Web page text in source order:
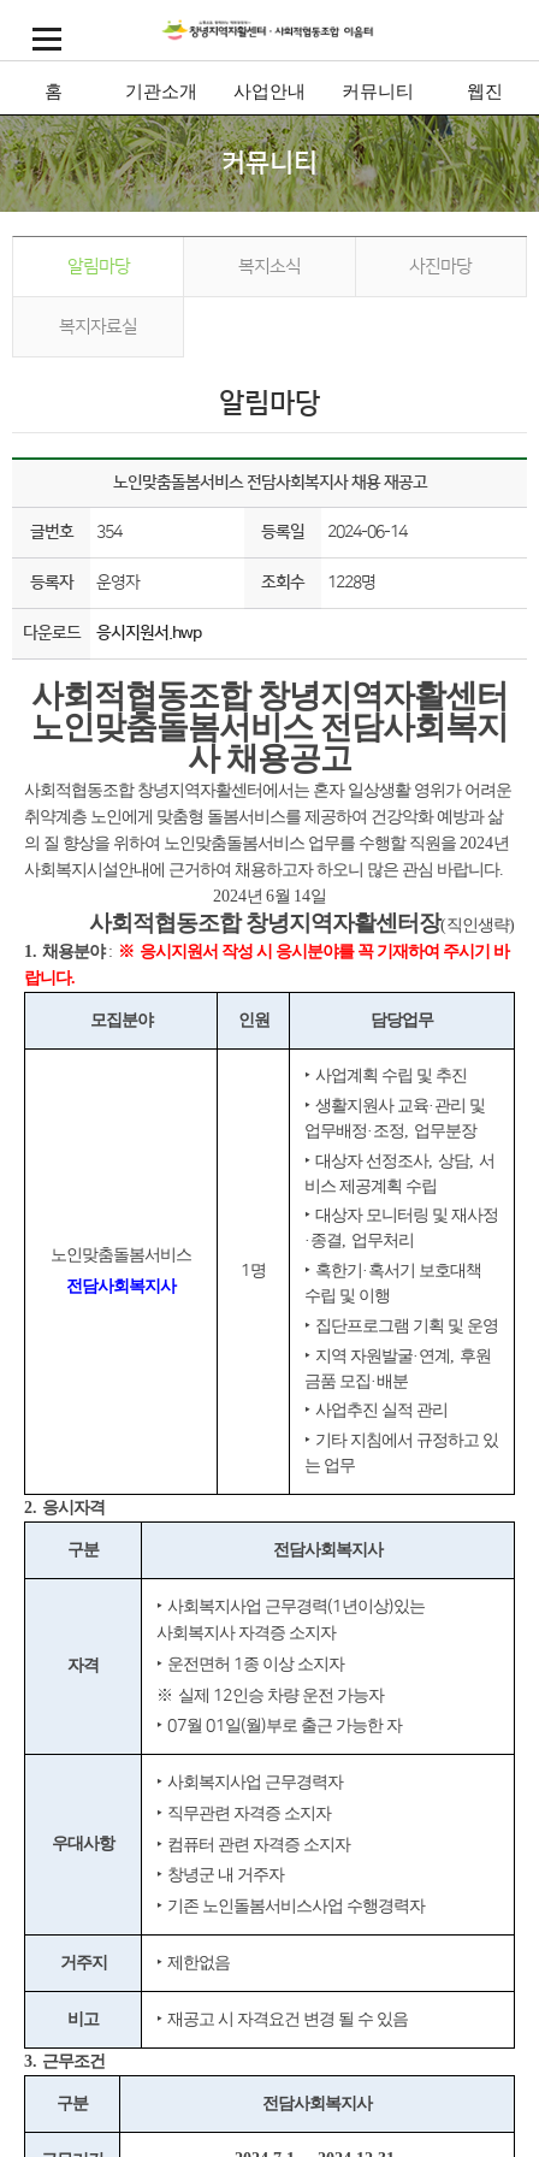
홈 기관소개 사업안내 커뮤니티 웹진
커뮤니티
알림마당 복지소식 사진마당
복지자료실
알림마당
노인맞춤돌봄서비스 전담사회복지사 채용 재공고
글번호 354 등록일 2024-06-14
등록자 운영자 조회수 1228명
다운로드 응시지원서.hwp
사회적협동조합 창녕지역자활센터
노인맞춤돌봄서비스 전담사회복지
사 채용공고
사회적협동조합 창녕지역자활센터에서는 혼자 일상생활 영위가 어려운
취약계층 노인에게 맞춤형 돌봄서비스를 제공하여 건강악화 예방과 삶
의 질 향상을 위하여 노인맞춤돌봄서비스 업무를 수행할 직원을 2024년
사회복지시설안내에 근거하여 채용하고자 하오니 많은 관심 바랍니다.
2024년 6월 14일
사회적협동조합창녕지역자활센터장(직인생략)
1. 채용분야 : ※ 응시지원서 작성 시 응시분야를 꼭 기재하여 주시기 바
랍니다.
모집분야 인원 담당업무
노인맞춤돌봄서비스
전담사회복지사
1 명
‣ 사업계획 수립 및 추진
‣ 생활지원사 교육· 관리 및
업무배정· 조정
업무분장
‣ 대상자 선정조사, 상담, 서
비스 제공계획 수립
‣ 대상자 모니터링 및 재사정
· 종결, 업무처리
‣ 혹한기 · 혹서기 보호대책
수립 및 이행
‣ 집단프로그램 기획 및 운영
‣ 지역 자원발굴· 연계
후원
금품 모집·배분
‣ 사업추진 실적 관리
‣ 기타 지침에서 규정하고 있
는 업무
2. 응시자격
구분 전담사회복지사
자격
‣ 사회복지사업 근무경력(1 년이상)있는
사회복지사 자격증 소지자
‣ 운전면허 1 종 이상 소지자
※ 실제 12인승 차량 운전 가능자
‣ 07월 01 일(월)부로 출근 가능한 자
우대사항
‣ 사회복지사업 근무경력자
‣ 직무관련 자격증 소지자
‣ 컴퓨터 관련 자격증 소지자
‣ 창녕군 내 거주자
‣ 기존 노인돌봄서비스사업 수행경력자
거주지 ‣ 제한없음
비고 ‣ 재공고 시 자격요건 변경 될 수 있음
3. 근무조건
구분 전담사회복지사